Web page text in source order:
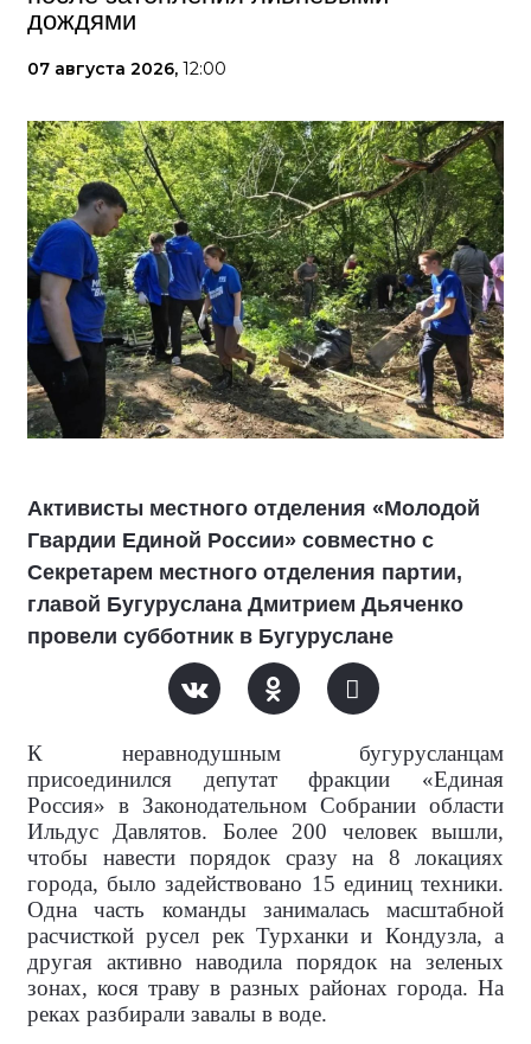
дождями
07 августа 2026, 12:00
Активисты местного отделения «Молодой
Гвардии Единой России» совместно с
Секретарем местного отделения партии,
главой Бугуруслана Дмитрием Дьяченко
провели субботник в Бугуруслане
К неравнодушным бугурусланцам
присоединился депутат фракции «Единая
Россия» в Законодательном Собрании области
Ильдус Давлятов. Более 200 человек вышли,
чтобы навести порядок сразу на 8 локациях
города, было задействовано 15 единиц техники.
Одна часть команды занималась масштабной
расчисткой русел рек Турханки и Кондузла, а
другая активно наводила порядок на зеленых
зонах, кося траву в разных районах города. На
реках разбирали завалы в воде.